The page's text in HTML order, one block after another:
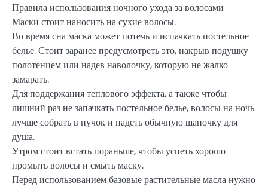
Правила использования ночного ухода за волосами
Маски стоит наносить на сухие волосы.
Во время сна маска может потечь и испачкать постельное
белье. Стоит заранее предусмотреть это, накрыв подушку
полотенцем или надев наволочку, которую не жалко
замарать.
Для поддержания теплового эффекта, а также чтобы
лишний раз не запачкать постельное белье, волосы на ночь
лучше собрать в пучок и надеть обычную шапочку для
душа.
Утром стоит встать пораньше, чтобы успеть хорошо
промыть волосы и смыть маску.
Перед использованием базовые растительные масла нужно